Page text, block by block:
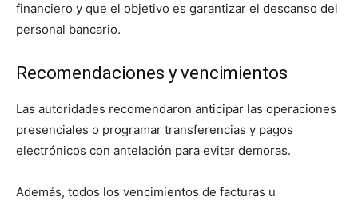
financiero y que el objetivo es garantizar el descanso del
personal bancario.
Recomendaciones y vencimientos
Las autoridades recomendaron anticipar las operaciones
presenciales o programar transferencias y pagos
electrónicos con antelación para evitar demoras.
Además, todos los vencimientos de facturas u